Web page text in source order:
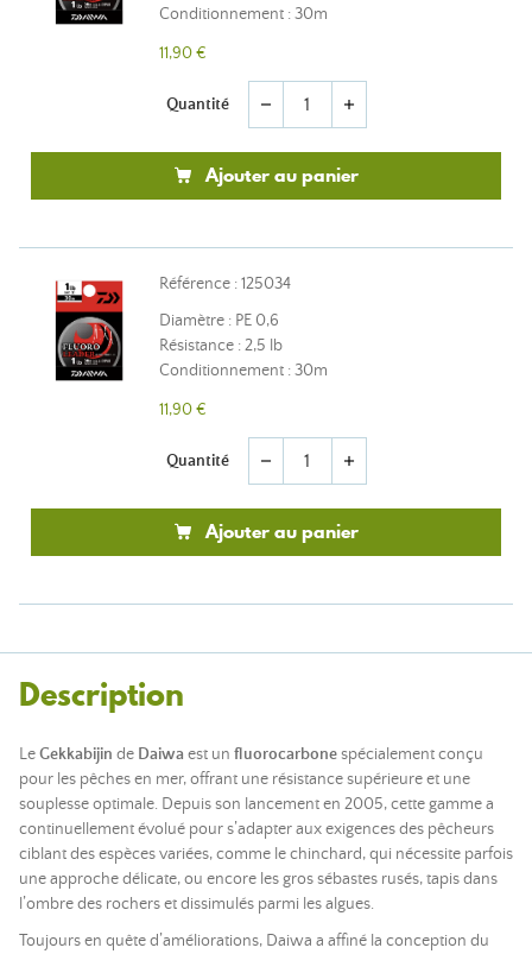
Conditionnement : 30m
11,90 €
Quantité remove add
Ajouter au panier
Référence : 125034
Diamètre : PE 0,6
Résistance : 2,5 lb
Conditionnement : 30m
11,90 €
Quantité remove add
Ajouter au panier
Description
LeGekkabijin de Daiwa est un fluorocarbonespécialement conçu
pour les pêches en mer, offrant une résistance supérieure et une
souplesse optimale. Depuis son lancement en 2005, cette gamme a
continuellement évolué pour s’adapter aux exigences des pêcheurs
ciblant des espèces variées, comme le chinchard, qui nécessite parfois
une approche délicate, ou encore les gros sébastes rusés, tapis dans
l’ombre des rochers et dissimulés parmi les algues.
Toujours en quête d’améliorations, Daiwa a affiné la conception du